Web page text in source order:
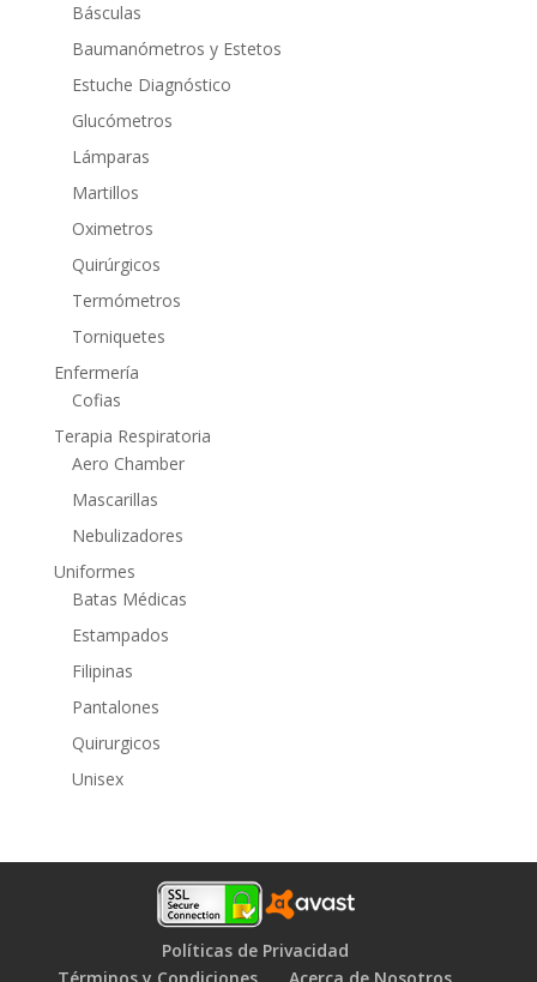
Básculas
Baumanómetros y Estetos
Estuche Diagnóstico
Glucómetros
Lámparas
Martillos
Oximetros
Quirúrgicos
Termómetros
Torniquetes
Enfermería
Cofias
Terapia Respiratoria
Aero Chamber
Mascarillas
Nebulizadores
Uniformes
Batas Médicas
Estampados
Filipinas
Pantalones
Quirurgicos
Unisex
Políticas de Privacidad